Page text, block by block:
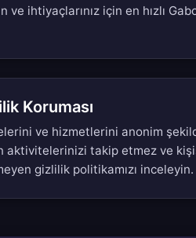
ve ihtiyaçlarınız için en hızlı
Koruması
ve hizmetlerini anonim
aktivitelerinizi takip etmez ve
gizlilik politikamızı inceleyin.